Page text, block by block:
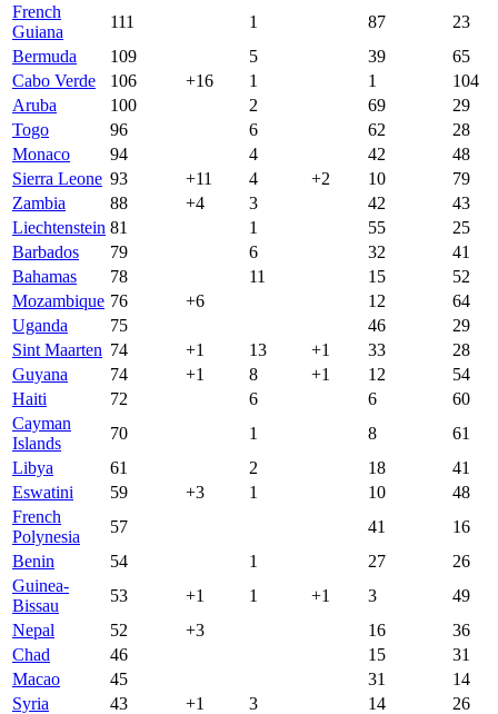
French
Guiana
111 1 87
23
Bermuda
109 5 39
65
Cabo Verde
106 +16 1 1
104
Aruba
100 2 69
29
Togo
96 6 62
28
Monaco
94 4 42
48
Sierra Leone 93 +11 4 +2 10
79
Zambia
88 +4 3 42
43
Liechtenstein 81 1 55
25
Barbados
79 6 32
41
Bahamas
78 11 15
52
Mozambique 76 +6 12
64
Uganda
75 46
29
Sint Maarten 74 +1 13 +1 33
28
Guyana
74 +1 8 +1 12
54
Haiti
72 6 6
60
Cayman
Islands
70 1 8
61
Libya
61 2 18
41
Eswatini
59 +3 1 10
48
French
Polynesia
57 41
16
Benin
54 1 27
26
Guinea-
Bissau
53 +1 1 +1 3
49
Nepal
52 +3 16
36
Chad
46 15
31
Macao
45 31
14
Syria
43 +1 3 14
26